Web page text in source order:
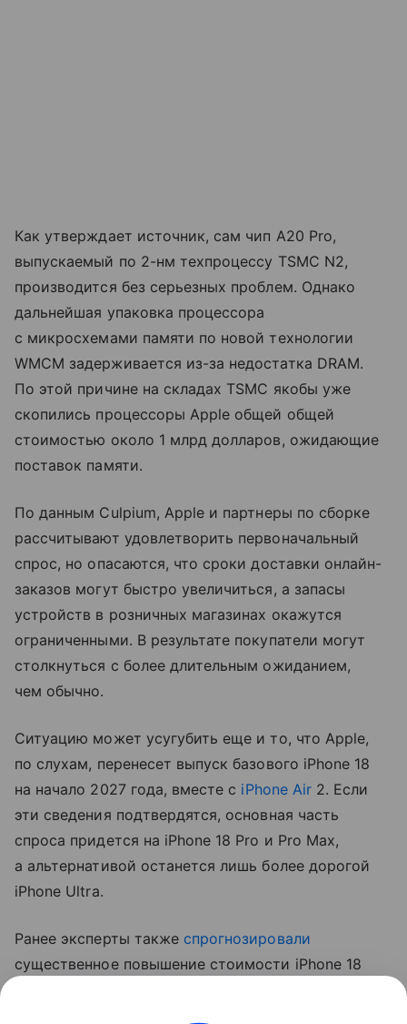
Как утверждает источник, сам чип A20 Pro,
выпускаемый по 2-нм техпроцессу TSMC N2,
производится без серьезных проблем. Однако
дальнейшая упаковка процессора
с микросхемами памяти по новой технологии
WMCM задерживается из-за недостатка DRAM.
По этой причине на складах TSMC якобы уже
скопились процессоры Apple общей общей
стоимостью около 1 млрд долларов, ожидающие
поставок памяти.
По данным Culpium, Apple и партнеры по сборке
рассчитывают удовлетворить первоначальный
спрос, но опасаются, что сроки доставки онлайн-
заказов могут быстро увеличиться, а запасы
устройств в розничных магазинах окажутся
ограниченными. В результате покупатели могут
столкнуться с более длительным ожиданием,
чем обычно.
Ситуацию может усугубить еще и то, что Apple,
по слухам, перенесет выпуск базового iPhone 18
на начало 2027 года, вместе с iPhone Air2. Если
эти сведения подтвердятся, основная часть
спроса придется на iPhone 18 Pro и Pro Max,
а альтернативой останется лишь более дорогой
iPhone Ultra.
Ранее эксперты также спрогнозировали
существенное повышение стоимости iPhone 18